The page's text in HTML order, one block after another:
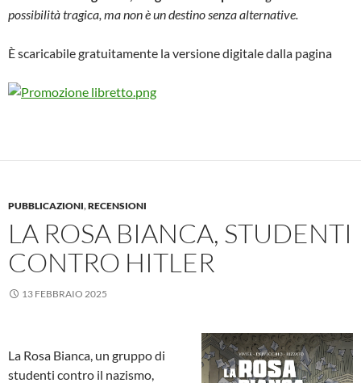
possibilità tragica, ma non è un destino senza alternative.
È scaricabile gratuitamente la versione digitale dalla pagina
PUBBLICAZIONI,RECENSIONI
LA ROSA BIANCA, STUDENTI
CONTRO HITLER
13 FEBBRAIO 2025
La Rosa Bianca, un gruppo di
studenti contro il nazismo,